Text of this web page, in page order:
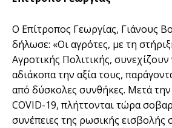
Ο Επίτροπος Γεωργίας, Γιάνους
δήλωσε: «Οι αγρότες, με τη
Αγροτικής Πολιτικής,
αδιάκοπα την αξία τους,
από δύσκολες συνθήκες. Μετά
COVID-19, πλήττονται τώρα
συνέπειες της ρωσικής εισβολής